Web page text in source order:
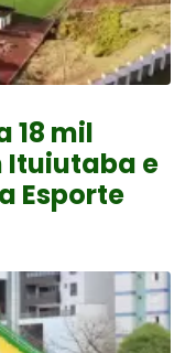
18 mil
Ituiutaba e
Esporte